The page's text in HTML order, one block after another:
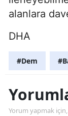
alanlara
DHA
#Dem
Yorum yapmak